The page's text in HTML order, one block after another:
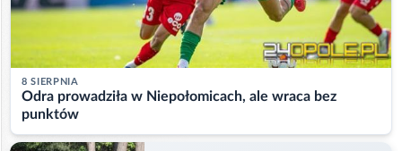
8 SIERPNIA
Odra prowadziła w Niepołomicach, ale wraca bez
punktów